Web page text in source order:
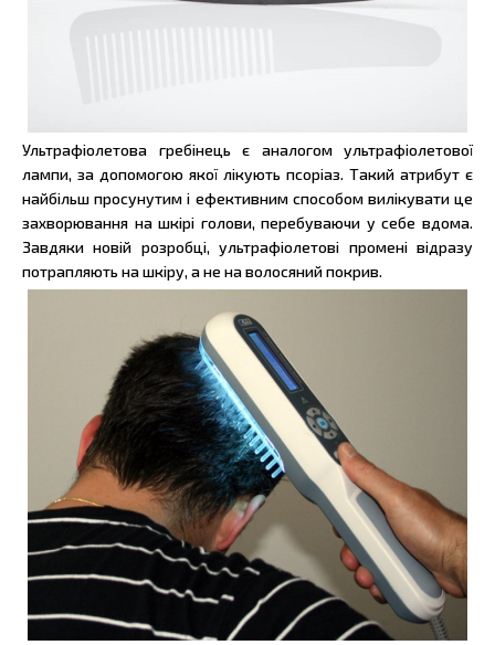
Ультрафіолетова гребінець є аналогом ультрафіолетової
лампи, за допомогою якої лікують псоріаз. Такий атрибут є
найбільш просунутим і ефективним способом вилікувати це
захворювання на шкірі голови, перебуваючи у себе вдома.
Завдяки новій розробці, ультрафіолетові промені відразу
потрапляють на шкіру, а не на волосяний покрив.